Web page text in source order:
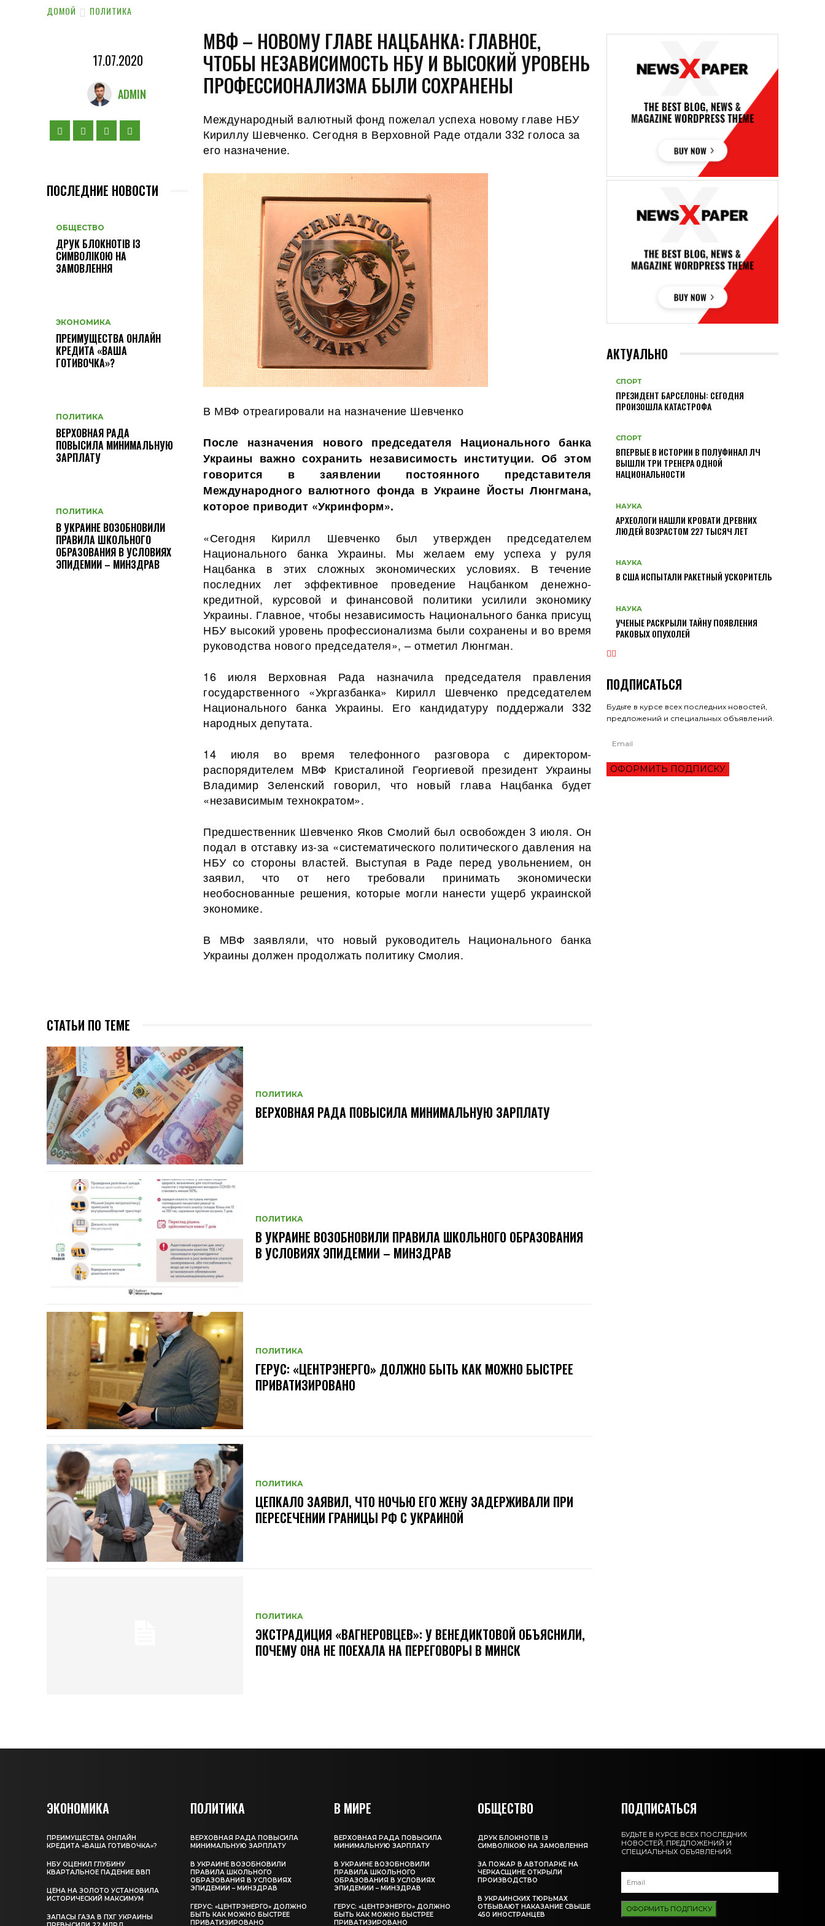
ДОМОЙ ПОЛИТИКА
17.07.2020
ADMIN
ПОСЛЕДНИЕ НОВОСТИ
ОБЩЕСТВО
ДРУК БЛОКНОТІВ ІЗ
СИМВОЛІКОЮ НА
ЗАМОВЛЕННЯ
ЭКОНОМИКА
ПРЕИМУЩЕСТВА ОНЛАЙН
КРЕДИТА «ВАША
ГОТИВОЧКА»?
ПОЛИТИКА
ВЕРХОВНАЯ РАДА
ПОВЫСИЛА МИНИМАЛЬНУЮ
ЗАРПЛАТУ
ПОЛИТИКА
В УКРАИНЕ ВОЗОБНОВИЛИ
ПРАВИЛА ШКОЛЬНОГО
ОБРАЗОВАНИЯ В УСЛОВИЯХ
ЭПИДЕМИИ – МИНЗДРАВ
МВФ – НОВОМУ ГЛАВЕ НАЦБАНКА: ГЛАВНОЕ,
ЧТОБЫ НЕЗАВИСИМОСТЬ НБУ И ВЫСОКИЙ УРОВЕНЬ
ПРОФЕССИОНАЛИЗМА БЫЛИ СОХРАНЕНЫ
Международный валютный фонд пожелал успеха новому главе НБУ
Кириллу Шевченко. Сегодня в Верховной Раде отдали 332 голоса за
его назначение.
В МВФ отреагировали на назначение Шевченко
После назначения нового председателя Национального банка
Украины важносохранить независимость институции. Об этом
говорится в заявлении постоянного представителя
Международного валютного фонда в Украине Йосты Люнгмана,
которое приводит «Укринформ».
«Сегодня Кирилл Шевченко был утвержден председателем
Национального банка Украины. Мы желаем ему успеха у руля
Нацбанка в этих сложных экономических условиях. В течение
последних лет эффективное проведение Нацбанком денежно-
кредитной, курсовой и финансовой политики усилили экономику
Украины. Главное, чтобы независимость Национального банка присущ
НБУ высокий уровень профессионализма были сохранены и во время
руководства нового председателя», – отметил Люнгман.
16 июля Верховная Рада назначила председателя правления
государственного «Укргазбанка» Кирилл Шевченко председателем
Национального банка Украины. Его кандидатуру поддержали 332
народных депутата.
14 июля во время телефонного разговора с директором-
распорядителем МВФ Кристалиной Георгиевой президент Украины
Владимир Зеленский говорил, что новый глава Нацбанка будет
«независимым технократом».
Предшественник Шевченко Яков Смолий был освобожден 3 июля. Он
подал в отставку из-за «систематического политического давления на
НБУ со стороны властей. Выступая в Раде перед увольнением, он
заявил, что от него требовали принимать экономически
необоснованные решения, которые могли нанести ущерб украинской
экономике.
В МВФ заявляли, что новый руководитель Национального банка
Украины должен продолжать политику Смолия.
СТАТЬИ ПО ТЕМЕ
ПОЛИТИКА
ВЕРХОВНАЯ РАДА ПОВЫСИЛА МИНИМАЛЬНУЮ ЗАРПЛАТУ
ПОЛИТИКА
В УКРАИНЕ ВОЗОБНОВИЛИ ПРАВИЛА ШКОЛЬНОГО ОБРАЗОВАНИЯ
В УСЛОВИЯХ ЭПИДЕМИИ – МИНЗДРАВ
ПОЛИТИКА
ГЕРУС: «ЦЕНТРЭНЕРГО» ДОЛЖНО БЫТЬ КАК МОЖНО БЫСТРЕЕ
ПРИВАТИЗИРОВАНО
ПОЛИТИКА
ЦЕПКАЛО ЗАЯВИЛ, ЧТО НОЧЬЮ ЕГО ЖЕНУ ЗАДЕРЖИВАЛИ ПРИ
ПЕРЕСЕЧЕНИИ ГРАНИЦЫ РФ С УКРАИНОЙ
ПОЛИТИКА
ЭКСТРАДИЦИЯ «ВАГНЕРОВЦЕВ»: У ВЕНЕДИКТОВОЙ ОБЪЯСНИЛИ,
ПОЧЕМУ ОНА НЕ ПОЕХАЛА НА ПЕРЕГОВОРЫ В МИНСК
АКТУАЛЬНО
СПОРТ
ПРЕЗИДЕНТ БАРСЕЛОНЫ: СЕГОДНЯ
ПРОИЗОШЛА КАТАСТРОФА
СПОРТ
ВПЕРВЫЕ В ИСТОРИИ В ПОЛУФИНАЛ ЛЧ
ВЫШЛИ ТРИ ТРЕНЕРА ОДНОЙ
НАЦИОНАЛЬНОСТИ
НАУКА
АРХЕОЛОГИ НАШЛИ КРОВАТИ ДРЕВНИХ
ЛЮДЕЙ ВОЗРАСТОМ 227 ТЫСЯЧ ЛЕТ
НАУКА
В США ИСПЫТАЛИ РАКЕТНЫЙ УСКОРИТЕЛЬ
НАУКА
УЧЕНЫЕ РАСКРЫЛИ ТАЙНУ ПОЯВЛЕНИЯ
РАКОВЫХ ОПУХОЛЕЙ
ПОДПИСАТЬСЯ
Будьте в курсе всех последних новостей,
предложений и специальных объявлений.
ОФОРМИТЬ ПОДПИСКУ
ЭКОНОМИКА
ПРЕИМУЩЕСТВА ОНЛАЙН
КРЕДИТА «ВАША ГОТИВОЧКА»?
НБУ ОЦЕНИЛ ГЛУБИНУ
КВАРТАЛЬНОЕ ПАДЕНИЕ ВВП
ЦЕНА НА ЗОЛОТО УСТАНОВИЛА
ИСТОРИЧЕСКИЙ МАКСИМУМ
ЗАПАСЫ ГАЗА В ПХГ УКРАИНЫ
ПОЛИТИКА
ВЕРХОВНАЯ РАДА ПОВЫСИЛА
МИНИМАЛЬНУЮ ЗАРПЛАТУ
В УКРАИНЕ ВОЗОБНОВИЛИ
ПРАВИЛА ШКОЛЬНОГО
ОБРАЗОВАНИЯ В УСЛОВИЯХ
ЭПИДЕМИИ – МИНЗДРАВ
ГЕРУС: «ЦЕНТРЭНЕРГО» ДОЛЖНО
БЫТЬ КАК МОЖНО БЫСТРЕЕ
ПРИВАТИЗИРОВАНО
В МИРЕ
ВЕРХОВНАЯ РАДА ПОВЫСИЛА
МИНИМАЛЬНУЮ ЗАРПЛАТУ
В УКРАИНЕ ВОЗОБНОВИЛИ
ПРАВИЛА ШКОЛЬНОГО
ОБРАЗОВАНИЯ В УСЛОВИЯХ
ЭПИДЕМИИ – МИНЗДРАВ
ГЕРУС: «ЦЕНТРЭНЕРГО» ДОЛЖНО
БЫТЬ КАК МОЖНО БЫСТРЕЕ
ПРИВАТИЗИРОВАНО
ОБЩЕСТВО
ДРУК БЛОКНОТІВ ІЗ
СИМВОЛІКОЮ НА ЗАМОВЛЕННЯ
ЗА ПОЖАР В АВТОПАРКЕ НА
ЧЕРКАСЩИНЕ ОТКРЫЛИ
ПРОИЗВОДСТВО
В УКРАИНСКИХ ТЮРЬМАХ
ОТБЫВАЮТ НАКАЗАНИЕ СВЫШЕ
450 ИНОСТРАНЦЕВ
ПОДПИСАТЬСЯ
БУДЬТЕ В КУРСЕ ВСЕХ ПОСЛЕДНИХ
НОВОСТЕЙ, ПРЕДЛОЖЕНИЙ И
СПЕЦИАЛЬНЫХ ОБЪЯВЛЕНИЙ.
ОФОРМИТЬ ПОДПИСКУ